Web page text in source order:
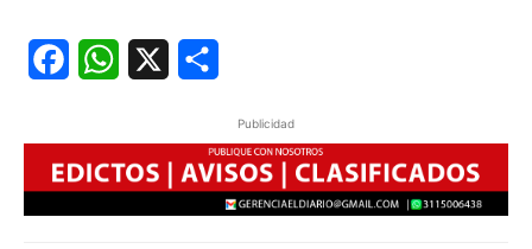
FacebookWhatsApp
Publicidad